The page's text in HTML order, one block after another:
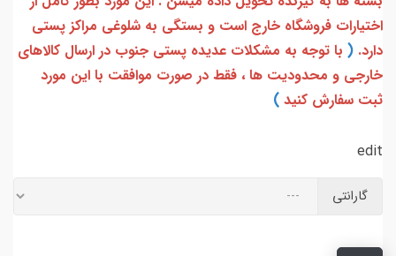
اختیارات فروشگاه خارج است و بستگی به شلوغی مراکز پستی
دارد. ( با توجه به مشکلات عدیده پستی جنوب در ارسال کالاهای
خارجی و محدودیت ها ، فقط در صورت موافقت با این مورد
ثبت سفارش کنید )
edit
گارانتی